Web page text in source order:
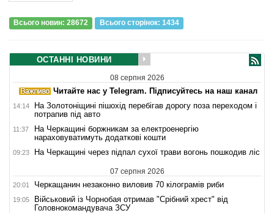
Всього новин: 28672 Всього сторiнок: 1434
ОСТАННІ НОВИНИ
08 серпня 2026
Читайте нас у Telegram. Підписуйтесь на наш канал
14:14
На Золотоніщині пішохід перебігав дорогу поза переходом і
потрапив під авто
11:37
На Черкащині боржникам за електроенергію
нараховуватимуть додаткові кошти
09:23 На Черкащині через підпал сухої трави вогонь пошкодив ліс
07 серпня 2026
20:01 Черкащанин незаконно виловив 70 кілограмів риби
19:05
Військовий із Чорнобая отримав "Срібний хрест" від
Головнокомандувача ЗСУ